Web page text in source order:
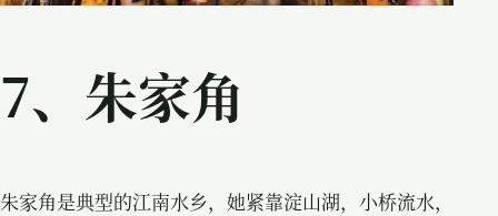
7、朱家角
朱家角是典型的江南水乡，她紧靠淀山湖，小桥流水，